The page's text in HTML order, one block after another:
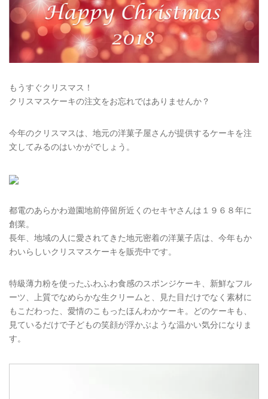
もうすぐクリスマス！
クリスマスケーキの注文をお忘れではありませんか？
今年のクリスマスは、地元の洋菓子屋さんが提供するケーキを注
文してみるのはいかがでしょう。
都電のあらかわ遊園地前停留所近くのセキヤさんは１９６８年に
創業。
長年、地域の人に愛されてきた地元密着の洋菓子店は、今年もか
わいらしいクリスマスケーキを販売中です。
特級薄力粉を使ったふわふわ食感のスポンジケーキ、新鮮なフル
ーツ、上質でなめらかな生クリームと、見た目だけでなく素材に
もこだわった、愛情のこもったほんわかケーキ。どのケーキも、
見ているだけで子どもの笑顔が浮かぶような温かい気分になりま
す。